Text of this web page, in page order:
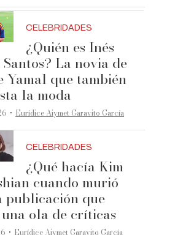
CELEBRIDADES
¿Quién es Inés
La novia de
Yamal que también
la moda
·Eurídice Aiymet Garavito García
CELEBRIDADES
¿Qué hacía Kim
cuando murió
publicación que
ola de críticas
Eurídice Aiymet Garavito García